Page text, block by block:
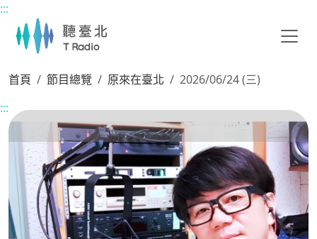
主要內容區塊
:::
首頁 節目總覽 原來在臺北
2026/06/24 (三)
:::